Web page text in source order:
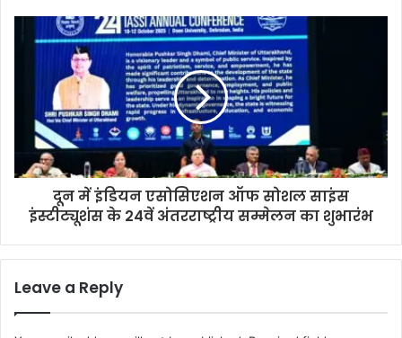
दून में इंडियन एसोसिएशन ऑफ सोशल साइंस
इंस्टीट्यूशंस के 24वें अंतरराष्ट्रीय सम्मेलन का शुभारंभ
Leave a Reply